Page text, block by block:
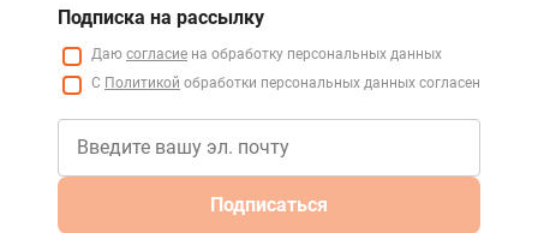
Подписка на рассылку
Даю согласие на обработку персональных данных
С Политикой обработки персональных данных согласен
Подписаться